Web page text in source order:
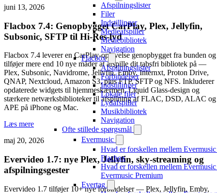
Afspilningslister
Filer
Indstillinger
Medieafspiller
Mediebibliotek
Navigation
Flacbox
Afspilningslister
Forbindelser
Indstillinger
Lokale filer
Lydafspiller
Musikbibliotek
Navigation
Ofte stillede spørgsmål
Evermusic
Hvad er forskellen mellem
Flacbox
Hvad er forskellen mellem
Evermusic Premium
Evertag
juni 13, 2026
Flacbox 7.4: Genopbygget CarPlay, Plex, Jellyfin,
Subsonic, SFTP til Hi-Res-lyd
Flacbox 7.4 leverer en CarPlay-oplevelse genopbygget fra bunden og
tilføjer mere end 10 nye måder at afspille dit tabsfri bibliotek på —
Plex, Subsonic, Navidrome, Jellyfin, Emby, Internxt, Proton Drive,
QNAP, Nextcloud, Amazon S3, plus FTP, SFTP og NFS. Inkluderer
opdaterede widgets til hjemmeskærmen, Liquid Glass-design og
stærkere netværksbiblioteker til afspilning af FLAC, DSD, ALAC og
APE på iPhone og Mac.
Læs mere
maj 20, 2026
Evervideo 1.7: nye Plex, Jellyfin, sky-streaming og
afspilningsgester
Evervideo 1.7 tilføjer 10+ nye forbindelser — Plex, Jellyfin, Emby,